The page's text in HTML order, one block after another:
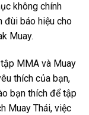
không chính
đùi báo hiệu cho
Muay.
MMA và Muay
thích của bạn,
bạn thích để tập
Muay Thái, việc